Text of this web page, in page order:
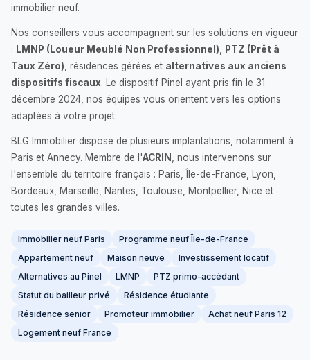
immobilier neuf.
Nos conseillers vous accompagnent sur les solutions en vigueur
: LMNP (Loueur Meublé Non Professionnel)
PTZ (Prêt à
Taux Zéro) , résidences gérées et alternatives aux anciens
dispositifs fiscaux. Le dispositif Pinel ayant pris fin le 31
décembre 2024, nos équipes vous orientent vers les options
adaptées à votre projet.
BLG Immobilier dispose de plusieurs implantations, notamment à
Paris et Annecy. Membre de l'ACRIN
, nous intervenons sur
l'ensemble du territoire français : Paris, Île-de-France, Lyon,
Bordeaux, Marseille, Nantes, Toulouse, Montpellier, Nice et
toutes les grandes villes.
Immobilier neuf Paris
Programme neuf Île-de-France
Appartement neuf
Maison neuve
Investissement locatif
Alternatives au Pinel
LMNP
PTZ primo-accédant
Statut du bailleur privé
Résidence étudiante
Résidence senior
Promoteur immobilier
Achat neuf Paris 12
Logement neuf France